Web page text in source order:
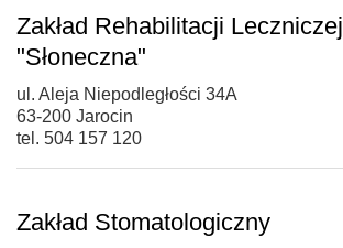
Zakład Rehabilitacji Leczniczej
"Słoneczna"
ul. Aleja Niepodległości 34A
63-200 Jarocin
tel. 504 157 120
Zakład Stomatologiczny